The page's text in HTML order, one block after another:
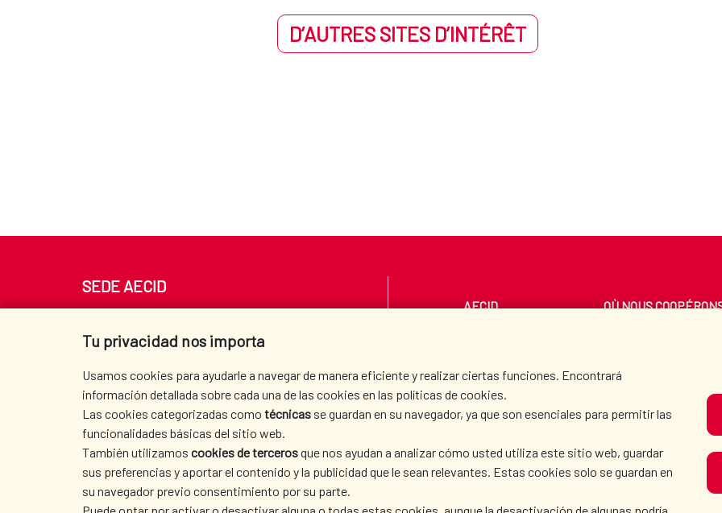
D’AUTRES SITES D’INTÉRÊT
Tu privacidad nos importa
Usamos cookies para ayudarle a navegar de manera eficiente y realizar ciertas funciones. Encontrará
información detallada sobre cada una de las cookies en las políticas de cookies.
Las cookies categorizadas como técnicas se guardan en su navegador, ya que son esenciales para permitir las
funcionalidades básicas del sitio web.
También utilizamos cookies de tercerosque nos ayudan a analizar cómo usted utiliza este sitio web, guardar
sus preferencias y aportar el contenido y la publicidad que le sean relevantes. Estas cookies solo se guardan en
su navegador previo consentimiento por su parte.
SEDE AECID
Tel. +34 900 20 30 54​​​​​​​
AECID OÙ NOUS
SALLE DE PRESSE CULTURE ET